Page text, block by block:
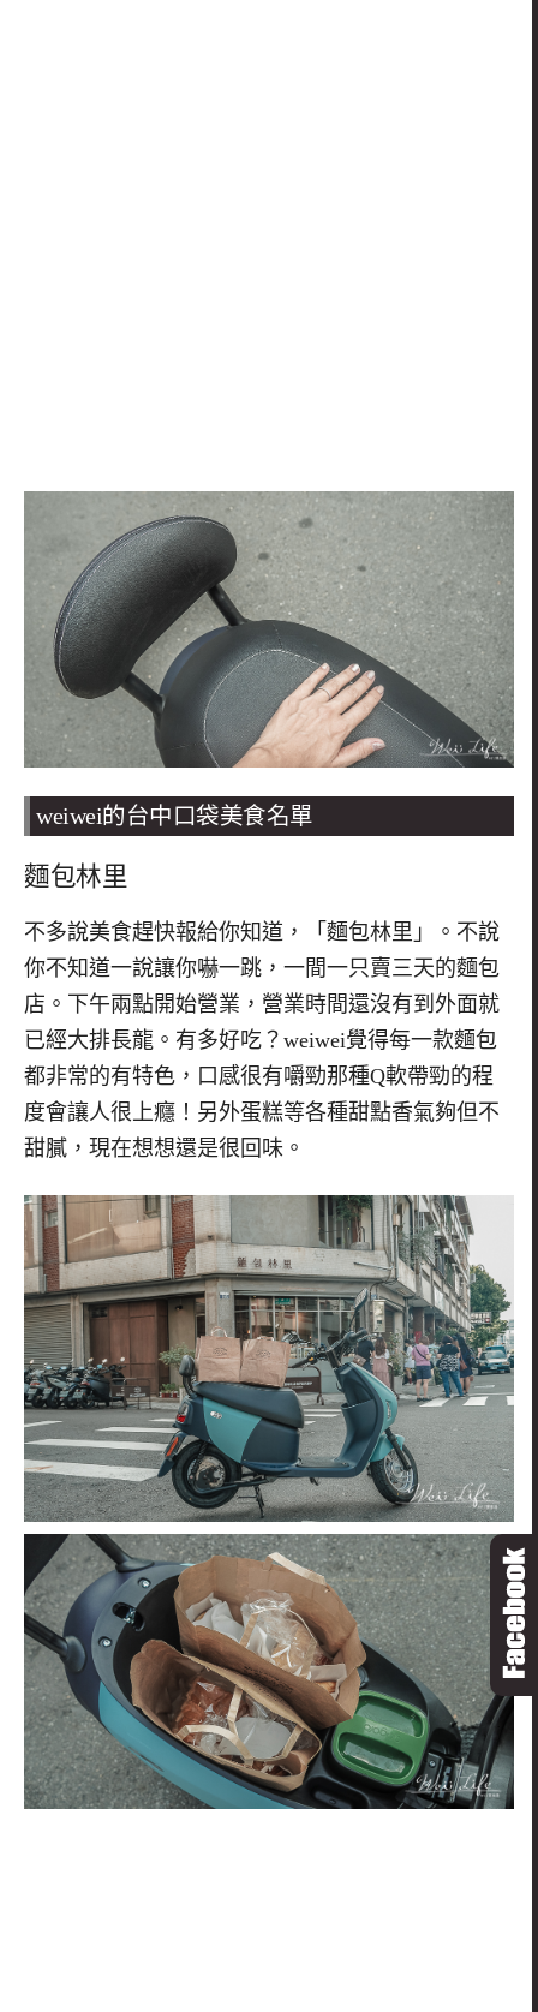
weiwei的台中口袋美食名單
麵包林里
不多說美食趕快報給你知道，「麵包林里」。不說
你不知道一說讓你嚇一跳，一間一只賣三天的麵包
店。下午兩點開始營業，營業時間還沒有到外面就
已經大排長龍。有多好吃？ weiwei覺得每一款麵包
都非常的有特色，口感很有嚼勁那種Q軟帶勁的程
度會讓人很上癮！另外蛋糕等各種甜點香氣夠但不
甜膩，現在想想還是很回味。